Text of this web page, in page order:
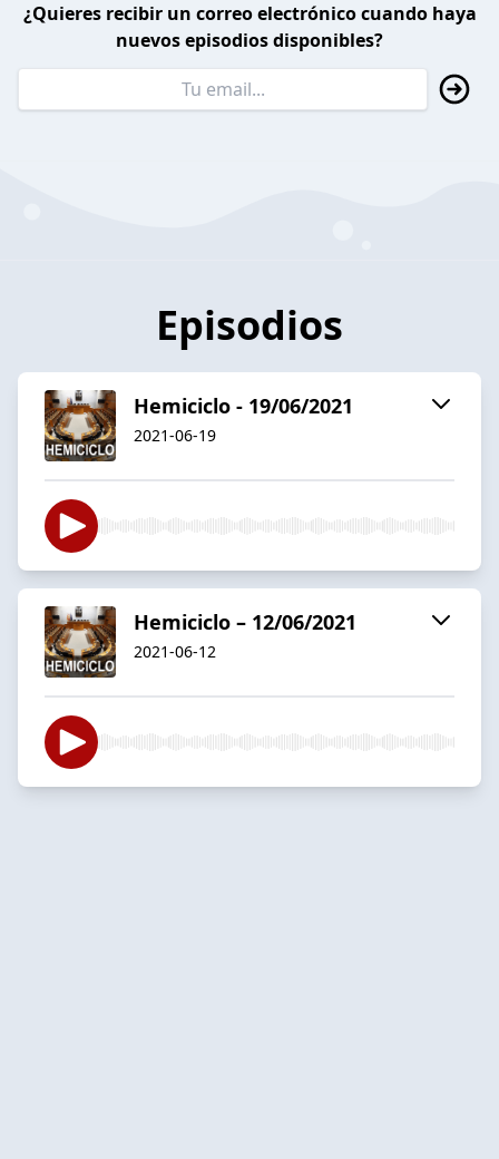
¿Quieres recibir un correo electrónico cuando haya
nuevos episodios disponibles?
Episodios
Hemiciclo - 19/06/2021
2021-06-19
Hemiciclo – 12/06/2021
2021-06-12